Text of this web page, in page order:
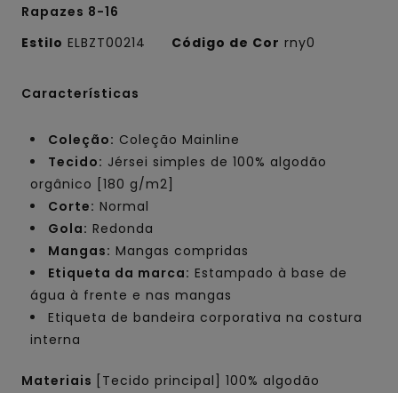
Rapazes 8-16
Estilo ELBZT00214 Código de Cor rny0
Características
Coleção: Coleção Mainline
Tecido: Jérsei simples de 100% algodão
orgânico [180 g/m2]
Corte: Normal
Gola: Redonda
Mangas: Mangas compridas
Etiqueta da marca: Estampado à base de
água à frente e nas mangas
Etiqueta de bandeira corporativa na costura
interna
Materiais
[Tecido principal] 100% algodão